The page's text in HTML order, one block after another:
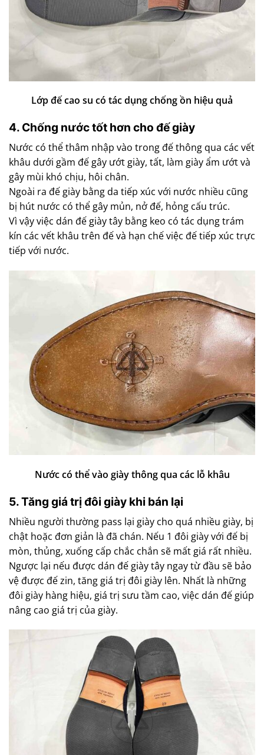
Lớp đế cao su có tác dụng chống ồn hiệu quả
4. Chống nước tốt hơn cho đế giày
Nước có thể thâm nhập vào trong đế thông qua các vết
khâu dưới gầm đế gây ướt giày, tất, làm giày ẩm ướt và
gây mùi khó chịu, hôi chân.
Ngoài ra đế giày bằng da tiếp xúc với nước nhiều cũng
bị hút nước có thể gây mủn, nở đế, hỏng cấu trúc.
Vì vậy việc dán đế giày tây bằng keo có tác dụng trám
kín các vết khâu trên đế và hạn chế việc đế tiếp xúc trực
tiếp với nước.
Nước có thể vào giày thông qua các lỗ khâu
5. Tăng giá trị đôi giày khi bán lại
Nhiều người thường pass lại giày cho quá nhiều giày, bị
chật hoặc đơn giản là đã chán. Nếu 1 đôi giày với đế bị
mòn, thủng, xuống cấp chắc chắn sẽ mất giá rất nhiều.
Ngược lại nếu được dán đế giày tây ngay từ đầu sẽ bảo
vệ được đế zin, tăng giá trị đôi giày lên. Nhất là những
đôi giày hàng hiệu, giá trị sưu tầm cao, việc dán đế giúp
nâng cao giá trị của giày.